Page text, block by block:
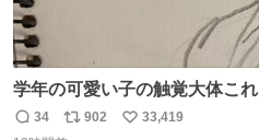
学年の可愛い子の触覚大体これ
返
34
リ
902
い
33,419